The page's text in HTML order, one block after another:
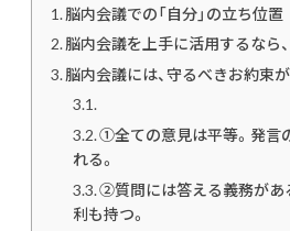
脳内会議での「自分」の立ち位置
脳内会議を上手に活用するなら
脳内会議には、守るべきお約束
①全ての意見は平等。発言
れる。
②質問には答える義務があ
利も持つ。